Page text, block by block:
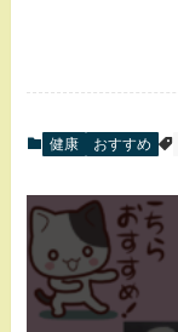
健康 おすすめ